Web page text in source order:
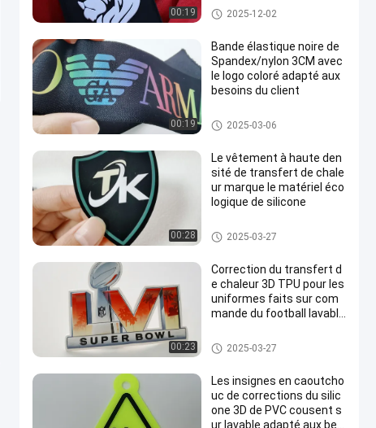
00:19
s de vêtements
labels en caoutchouc de silico
ne
2025-12-02
00:19
Bande élastique noire de
Spandex/nylon 3CM avec
le logo coloré adapté aux
besoins du client
Tape à bande
2025-03-06
00:28
Le vêtement à haute den
sité de transfert de chale
ur marque le matériel éco
logique de silicone
Labels d'habillement de transf
ert de chaleur
2025-03-27
00:23
Correction du transfert d
e chaleur 3D TPU pour les
uniformes faits sur com
mande du football lavable
Corrections faites sur comma
nde d'habillement
2025-03-27
Les insignes en caoutcho
uc de corrections du silic
one 3D de PVC cousent s
ur lavable adapté aux bes